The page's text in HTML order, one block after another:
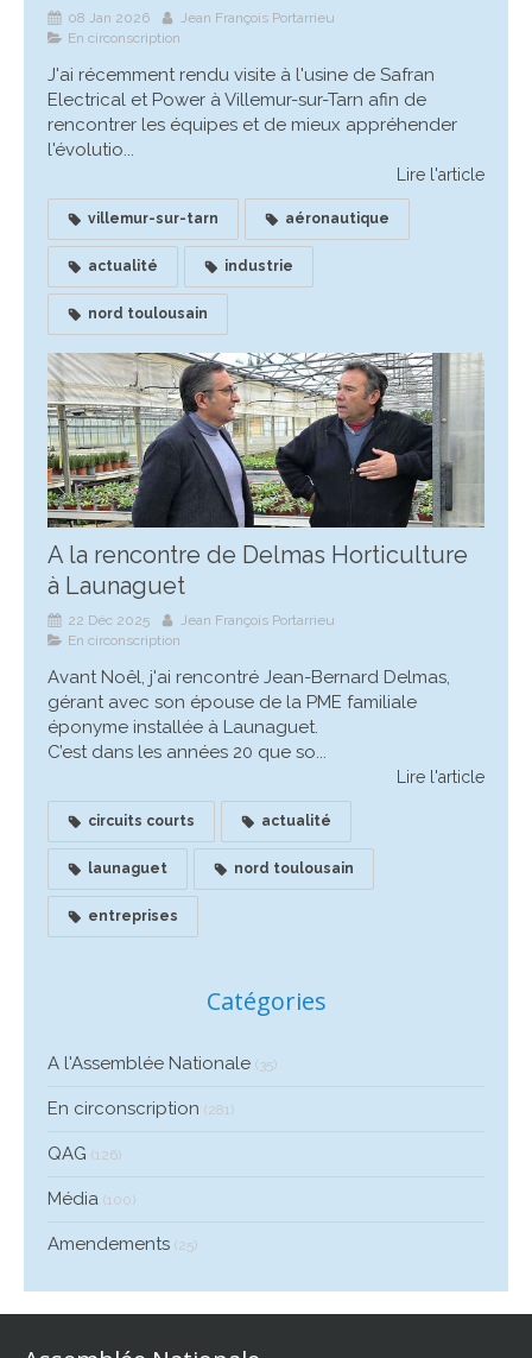
08 Jan 2026
Jean François Portarrieu
En circonscription
J'ai récemment rendu visite à l'usine de Safran
Electrical et Power à Villemur-sur-Tarn afin de
rencontrer les équipes et de mieux appréhender
l'évolutio...
Lire l'article
villemur-sur-tarn aéronautique
actualité industrie
nord toulousain
A la rencontre de Delmas Horticulture
à Launaguet
22 Déc 2025
Jean François Portarrieu
En circonscription
Avant Noêl, j'ai rencontré Jean-Bernard Delmas,
gérant avec son épouse de la PME familiale
éponyme installée à Launaguet.
C’est dans les années 20 que so...
Lire l'article
circuits courts actualité
launaguet nord toulousain
entreprises
Catégories
A l'Assemblée Nationale (35)
En circonscription (281)
QAG (126)
Média (100)
Amendements (25)